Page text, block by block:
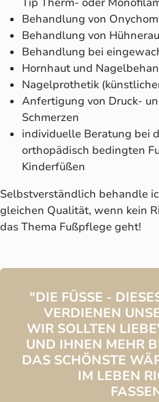
Behandlung von
Behandlung von
Behandlung bei
Hornhaut und
Nagelprothetik
Anfertigung von Druck-
Schmerzen
individuelle Beratung bei
orthopädisch bedingten
Kinderfüßen
Selbstverständlich behandle
gleichen Qualität, wenn kein
das Thema Fußpflege geht!
"DIE FÜSSE -
VERDIENEN
WIR SOLLTEN
UND IHNEN MEHR
DAS SCHÖNSTE
IM LEBEN